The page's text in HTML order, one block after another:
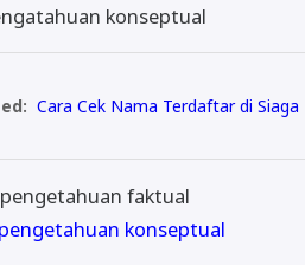
konseptual
Cara Cek Nama Terdaftar di Siaga
pengetahuan faktual
konseptual